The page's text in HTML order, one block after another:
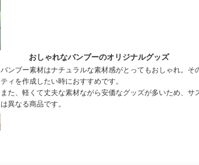
おしゃれなバンブーのオリジナルグッズ
バンブー素材はナチュラルな素材感がとってもおしゃれ。
ティを作成したい時におすすめです。
また、軽くて丈夫な素材ながら安価なグッズが多いため、
は異なる商品です。